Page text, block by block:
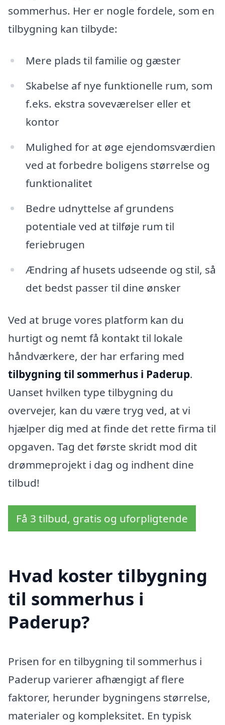
sommerhus. Her er nogle fordele, som en
tilbygning kan tilbyde:
Mere plads til familie og gæster
Skabelse af nye funktionelle rum, som
f.eks. ekstra soveværelser eller et
kontor
Mulighed for at øge ejendomsværdien
ved at forbedre boligens størrelse og
funktionalitet
Bedre udnyttelse af grundens
potentiale ved at tilføje rum til
feriebrugen
Ændring af husets udseende og stil, så
det bedst passer til dine ønsker
Ved at bruge vores platform kan du
hurtigt og nemt få kontakt til lokale
håndværkere, der har erfaring med
tilbygning til sommerhus i Paderup.
Uanset hvilken type tilbygning du
overvejer, kan du være tryg ved, at vi
hjælper dig med at finde det rette firma til
opgaven. Tag det første skridt mod dit
drømmeprojekt i dag og indhent dine
tilbud!
Få 3 tilbud, gratis og uforpligtende
Hvad koster tilbygning
til sommerhus i
Paderup?
Prisen for en tilbygning til sommerhus i
Paderup varierer afhængigt af flere
faktorer, herunder bygningens størrelse,
materialer og kompleksitet. En typisk